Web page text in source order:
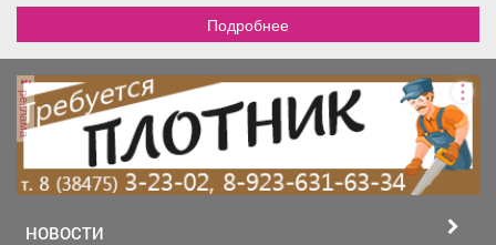
Подробнее
реклама
НОВОСТИ